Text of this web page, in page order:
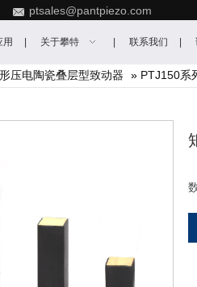
ptsales@pantpiezo.com
用 关于攀特 联系我们
压电陶瓷叠层型致动器 » PTJ150系